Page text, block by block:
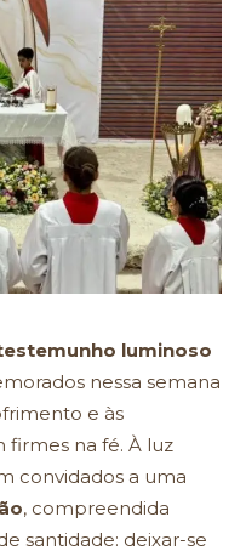
luminoso
nessa semana
e às
firmes na fé. À luz
convidados a uma
, compreendida
santidade: deixar-se